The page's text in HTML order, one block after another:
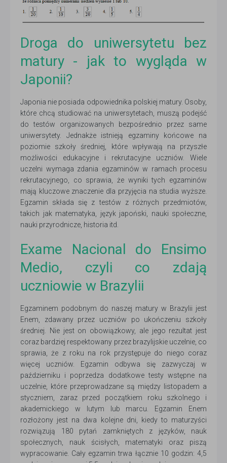
Droga do uniwersytetu bez
matury - jak to wygląda w
Japonii?
Japonia nie posiada odpowiednika polskiej matury. Osoby,
które chcą studiować na uniwersytetach, muszą podejść
do testów organizowanych bezpośrednio przez same
uniwersytety. Jednakże istnieją egzaminy końcowe na
poziomie szkoły średniej, które wpływają na przyszłe
możliwości edukacyjne i rekrutacyjne uczniów. Wiele
uczelni wymaga zdania egzaminów w ramach procesu
rekrutacyjnego, co sprawia, że wyniki tych egzaminów
mają kluczowe znaczenie dla przyjęcia na studia wyższe.
Egzamin składa się z testów z różnych przedmiotów,
takich jak matematyka, język japoński, nauki społeczne,
nauki przyrodnicze, historia itd.
Exame Nacional do Ensimo
Medio, czyli co zdają
uczniowie w Brazylii
Egzaminem podobnym do naszej matury w Brazylii jest
Enem, zdawany przez uczniów po ukończeniu szkoły
średniej. Nie jest on obowiązkowy, ale jego rezultat jest
coraz bardziej respektowany przez brazylijskie uczelnie, co
sprawia, że z roku na rok przystępuje do niego coraz
więcej uczniów. Egzamin odbywa się zazwyczaj w
październiku i poprzedza dodatkowe testy wstępne na
uczelnie, które przeprowadzane są między listopadem a
styczniem, zaraz przed początkiem roku szkolnego i
akademickiego w lutym lub marcu. Egzamin Enem
rozłożony jest na dwa kolejne dni, kiedy to maturzyści
rozwiązują 180 pytań zamkniętych z języków, nauk
społecznych, nauk ścisłych, matematyki oraz piszą
wypracowanie. Cały egzamin trwa łącznie 10 godzin: 4,5